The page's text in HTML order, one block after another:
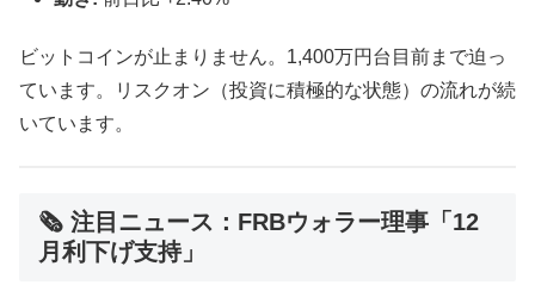
ビットコインが止まりません。1,400万円台目前まで迫っ
ています。リスクオン（投資に積極的な状態）の流れが続
いています。
🗞 注目ニュース：FRBウォラー理事「12
月利下げ支持」